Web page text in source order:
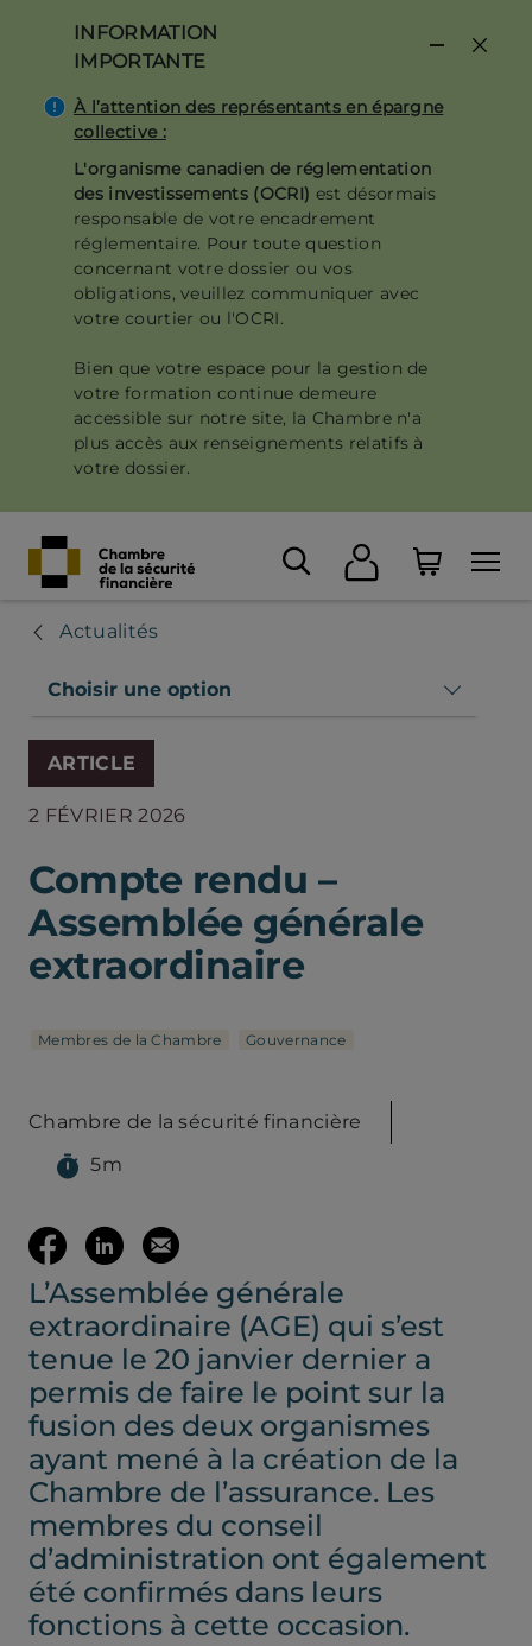
contenu
principal
INFORMATION
IMPORTANTE
À l’attention des représentants en épargne
collective :
L'organisme canadien de réglementation
des investissements (OCRI) est désormais
responsable de votre encadrement
réglementaire. Pour toute question
concernant votre dossier ou vos
obligations, veuillez communiquer avec
votre courtier ou l'OCRI.
Bien que votre espace pour la gestion de
votre formation continue demeure
accessible sur notre site, la Chambre n'a
plus accès aux renseignements relatifs à
votre dossier.
Actualités
Choisir une option
ARTICLE
2 FÉVRIER 2026
Compte rendu –
Assemblée générale
extraordinaire
Membres de la Chambre Gouvernance
Chambre de la sécurité financière
5m
Partager
sur
Facebook
(ouvre
dans
un
nouvel
Partager
sur
LinkedIn
(ouvre
dans
un
nouvel
Envoyer
cette
page
par
mail
(ouvre votre
L’Assemblée générale
extraordinaire (AGE) qui s’est
tenue le 20 janvier dernier a
permis de faire le point sur la
fusion des deux organismes
ayant mené à la création de la
Chambre de l’assurance. Les
membres du conseil
d’administration ont également
été confirmés dans leurs
fonctions à cette occasion.